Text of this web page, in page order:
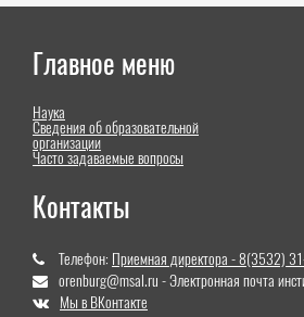
Главное меню
Наука
Сведения об образовательной
организации
Часто задаваемые вопросы
Контакты
Телефон: Приемная директора - 8(3532)
orenburg@msal.ru - Электронная почта
Мы в ВКонтакте